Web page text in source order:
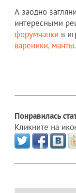
А заодно
интересными
форумчанки в
вареники, манты.
Понравилась
Кликните на